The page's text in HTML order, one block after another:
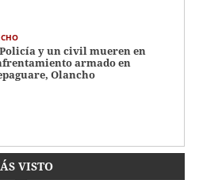
Policía y un civil mueren en
armado en
Olancho
VISTO